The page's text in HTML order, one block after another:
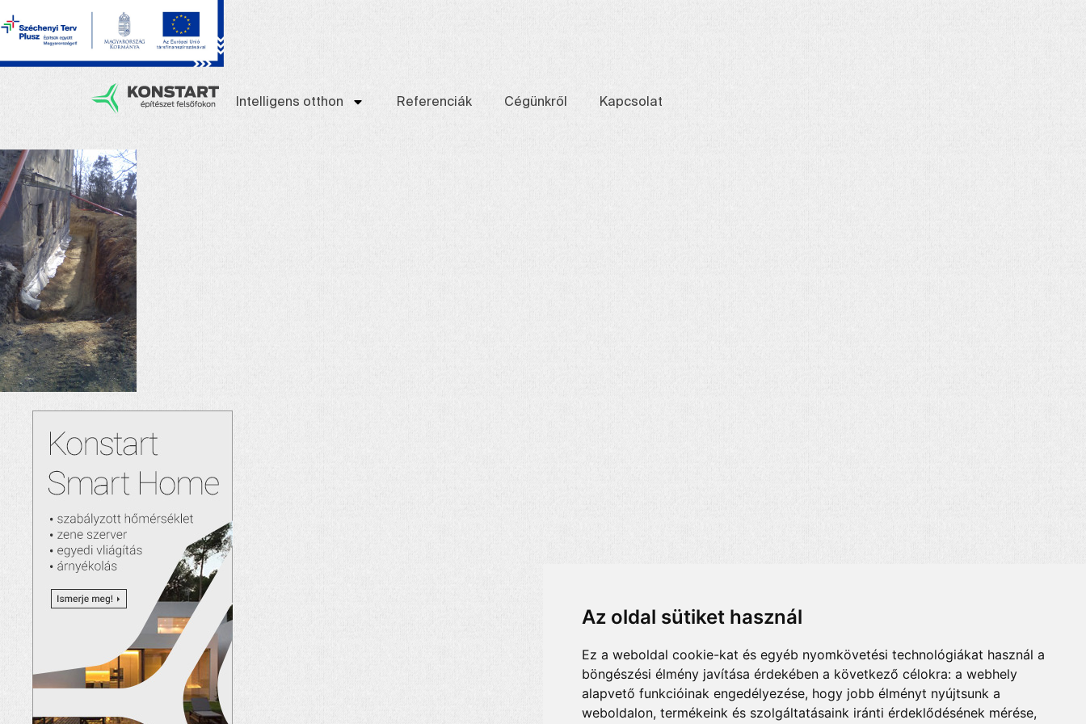
Az oldal sütiket használ
Ez a weboldal cookie-kat és egyéb nyomkövetési technológiákat használ a
böngészési élmény javítása érdekében a következő célokra: a webhely
alapvető funkcióinak engedélyezése, hogy jobb élményt nyújtsunk a
weboldalon, termékeink és szolgáltatásaink iránti érdeklődésének mérése,
Intelligens otthon Referenciák Cégünkről Kapcsolat